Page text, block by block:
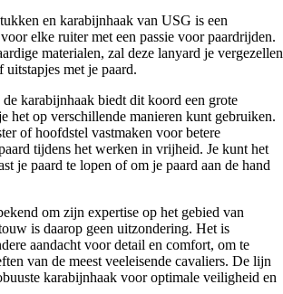
en karabijnhaak van USG is een
elke ruiter met een passie voor paardrijden.
materialen, zal deze lanyard je vergezellen
met je paard.
karabijnhaak biedt dit koord een grote
het op verschillende manieren kunt gebruiken.
of hoofdstel vastmaken voor betere
tijdens het werken in vrijheid. Je kunt het
je paard te lopen of om je paard aan de hand
om zijn expertise op het gebied van
is daarop geen uitzondering. Het is
aandacht voor detail en comfort, om te
van de meest veeleisende cavaliers. De lijn
karabijnhaak voor optimale veiligheid en